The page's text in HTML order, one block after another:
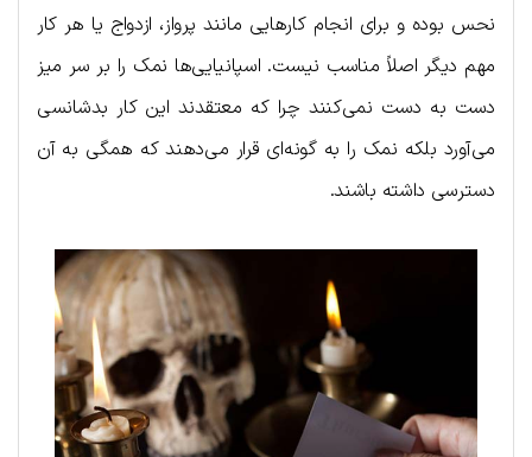
نحس بوده و برای انجام کارهایی مانند پرواز، ازدواج یا هر کار
مهم دیگر اصلاً مناسب نیست. اسپانیایی‌ها نمک را بر سر میز
دست به دست نمی‌کنند چرا که معتقدند این کار بدشانسی
می‌آورد بلکه نمک را به گونه‌ای قرار می‌دهند که همگی به آن
دسترسی داشته باشند.